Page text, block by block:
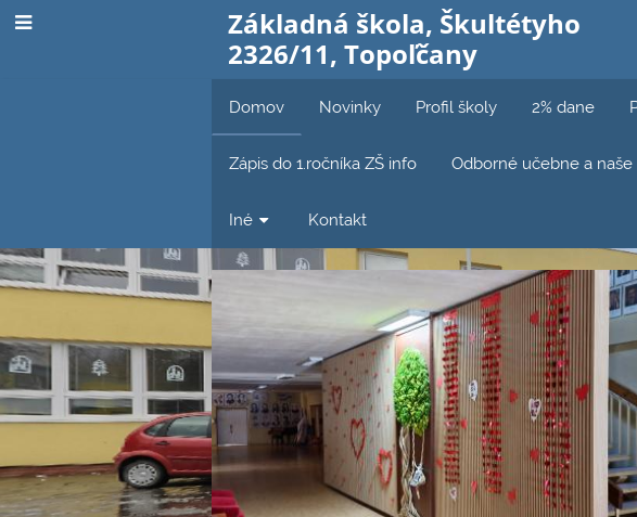
Základná škola, Škultétyho
2326/11, Topoľčany
Domov Novinky Profil školy 2% dane
Zápis do 1.ročníka ZŠ info Odborné učebne a
Iné Kontakt
Domov